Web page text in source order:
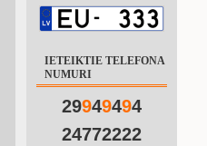
IETEIKTIE TELEFONA
NUMURI
29949494
24772222